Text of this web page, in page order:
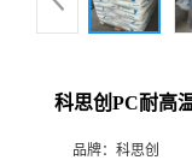
科思创PC耐高
品牌： 科思创